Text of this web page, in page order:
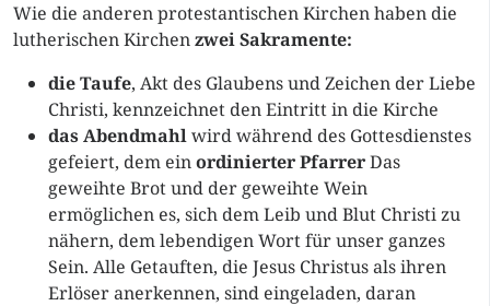
Wie die anderen protestantischen Kirchen haben die
lutherischen Kirchenzwei Sakramente:
die Taufe, Akt des Glaubens und Zeichen der Liebe
Christi, kennzeichnet den Eintritt in die Kirche
das Abendmahlwird während des Gottesdienstes
gefeiert, dem einordinierter PfarrerDas
geweihte Brot und der geweihte Wein
ermöglichen es, sich dem Leib und Blut Christi zu
nähern, dem lebendigen Wort für unser ganzes
Sein. Alle Getauften, die Jesus Christus als ihren
Erlöser anerkennen, sind eingeladen, daran